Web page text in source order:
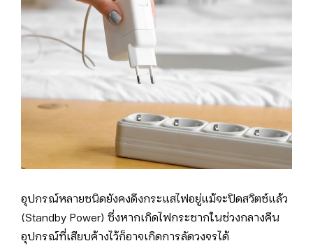
อุปกรณ์หลายชนิดยังคงดึงกระแสไฟอยู่แม้จะปิดสวิตช์แล้ว
(Standby Power) ซึ่งหากเกิดไฟกระชากในช่วงกลางคืน
อุปกรณ์ที่เสียบค้างไว้ก็อาจเกิดการลัดวงจรได้